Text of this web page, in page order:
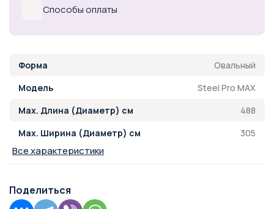
Способы оплаты
Форма
Овальный
Модель
Steel Pro MAX
Max. Длина (Диаметр) см
488
Max. Ширина (Диаметр) см
305
Все характеристики
Поделиться